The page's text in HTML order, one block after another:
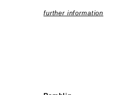
further information